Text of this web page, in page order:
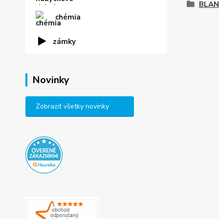
chémia
zámky
Novinky
Zobraziť všetky novinky